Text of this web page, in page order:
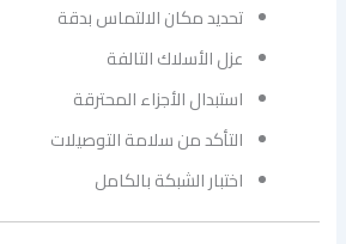
تحديد مكان الالتماس بدقة
عزل الأسلاك التالفة
استبدال الأجزاء المحترقة
التأكد من سلامة التوصيلات
اختبار الشبكة بالكامل